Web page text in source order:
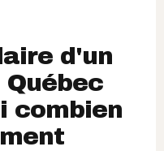
d'un
combien